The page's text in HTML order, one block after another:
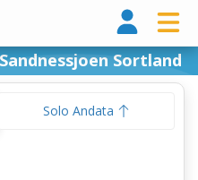
Sortland
Solo Andata